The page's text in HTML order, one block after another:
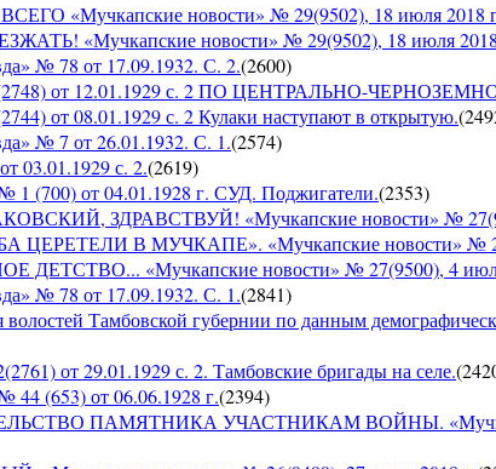
«Мучкапские новости» № 29(9502), 18 июля 2018
«Мучкапские новости» № 29(9502), 18 июля
№ 78 от 17.09.1932. С. 2.(2600)
от 12.01.1929 с. 2 ПО ЦЕНТРАЛЬНО-
от 08.01.1929 с. 2 Кулаки наступают в открытую.(
№ 7 от 26.01.1932. С. 1.(2574)
03.01.1929 с. 2.(2619)
№ 1 (700) от 04.01.1928 г. СУД. Поджигатели.(2353)
ЗДРАВСТВУЙ! «Мучкапские новости» №
В МУЧКАПЕ». «Мучкапские новости» №
«Мучкапские новости» № 27(9500), 4
№ 78 от 17.09.1932. С. 1.(2841)
волостей Тамбовской губернии по данным
от 29.01.1929 с. 2. Тамбовские бригады на селе.(
44 (653) от 06.06.1928 г.(2394)
ПАМЯТНИКА УЧАСТНИКАМ ВОЙНЫ.